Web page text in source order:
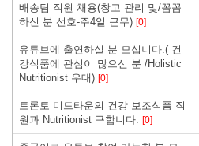
배송팀 직원 채용(창고 관리 및/꼼꼼
하신 분 선호-주4일 근무) [0]
유튜브에 출연하실 분 모십니다.( 건
강식품에 관심이 많으신 분 /Holistic
Nutritionist 우대) [0]
토론토 미드타운의 건강 보조식품 직
원과 Nutritionist 구합니다. [0]